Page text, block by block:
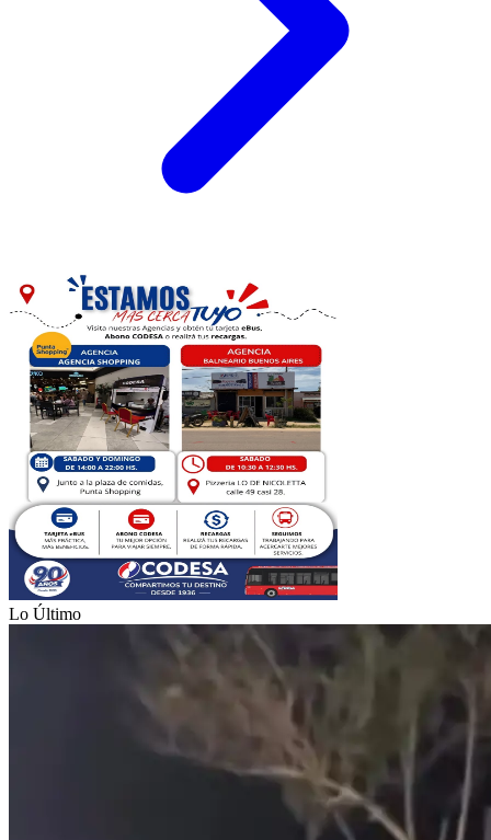
Lo Último